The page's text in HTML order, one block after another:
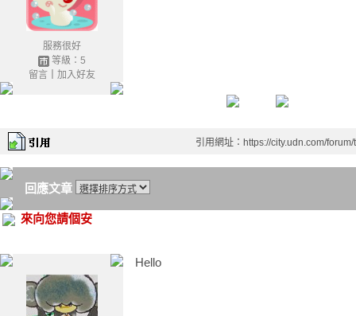
服務很好
等級：5
留言｜ 加入好友
引用網址：https://city.udn.com/
回應文章
來向您請個安
Hello